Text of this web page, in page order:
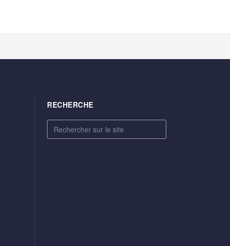
RECHERCHE
Rechercher